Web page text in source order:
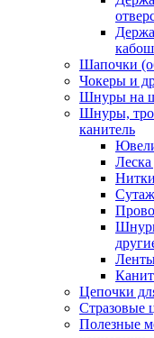
Шапочки
Чокеры и
Шнуры на
Шнуры,
канитель
Леска
Цепочки
Стразовые
Полезные